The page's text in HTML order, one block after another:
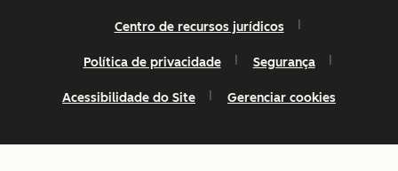
Centro de recursos jurídicos
Política de privacidade Segurança
Acessibilidade do Site Gerenciar cookies